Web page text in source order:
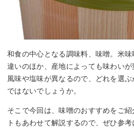
和食の中心となる調味料、味噌。米
違いのほか、産地によっても味わい
風味や塩味が異なるので、どれを選
ではないでしょうか。
そこで今回は、味噌のおすすめをご
トもあわせて解説するので、ぜひ参考